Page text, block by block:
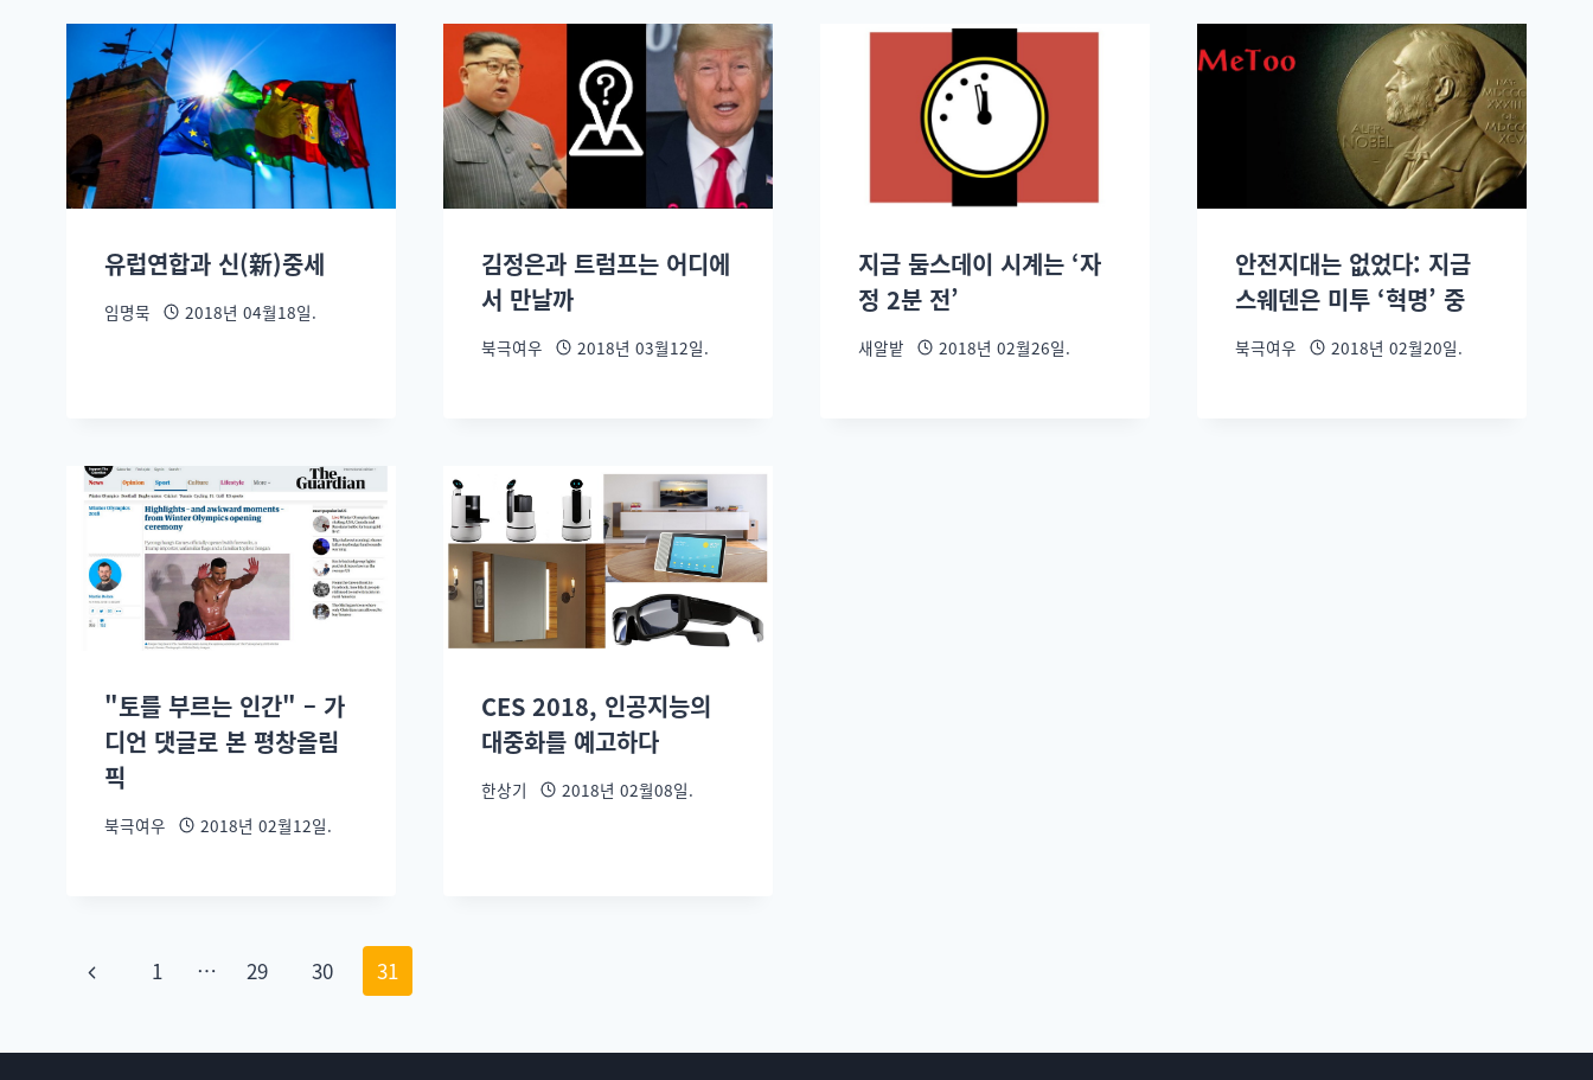
유럽연합과 신(新)중세
임명묵 2018년 04월18일.
김정은과 트럼프는 어디에
서 만날까
북극여우 2018년 03월12일.
지금 둠스데이 시계는 ‘자
정 2분 전’
새알밭 2018년 02월26일.
안전지대는 없었다: 지금
스웨덴은 미투 ‘혁명’ 중
북극여우 2018년 02월20일.
"토를 부르는 인간" – 가
디언 댓글로 본 평창올림
픽
북극여우 2018년 02월12일.
CES 2018, 인공지능의
대중화를 예고하다
한상기 2018년 02월08일.
1 … 29 30 31